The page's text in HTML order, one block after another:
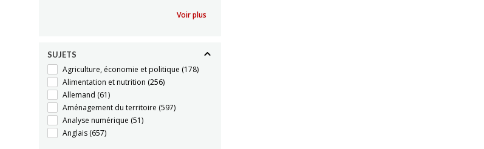
Voir plus
SUJETS
Agriculture, économie et politique (178)
Alimentation et nutrition (256)
Allemand (61)
Aménagement du territoire (597)
Analyse numérique (51)
Anglais (657)